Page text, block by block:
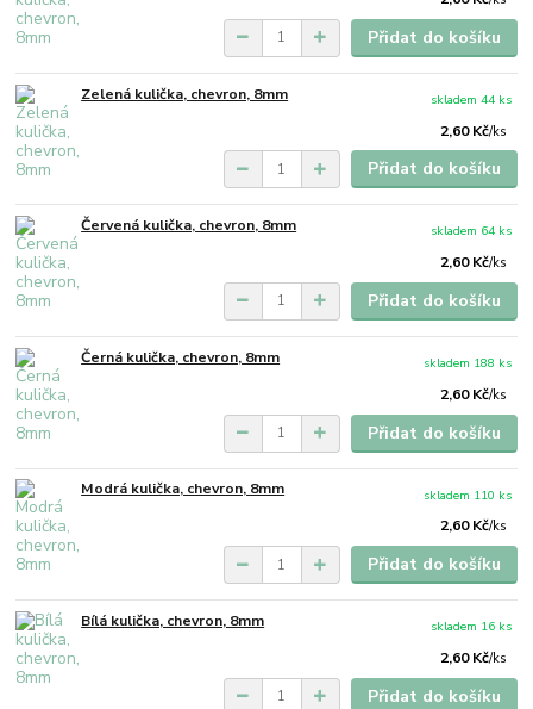
Přidat do košíku
Zelená kulička, chevron, 8mm
2,60 Kč/ks
skladem 44 ks
Přidat do košíku
Červená kulička, chevron, 8mm
2,60 Kč/ks
skladem 64 ks
Přidat do košíku
Černá kulička, chevron, 8mm
2,60 Kč/ks
skladem 188 ks
Přidat do košíku
Modrá kulička, chevron, 8mm
2,60 Kč/ks
skladem 110 ks
Přidat do košíku
Bílá kulička, chevron, 8mm
2,60 Kč/ks
skladem 16 ks
Přidat do košíku